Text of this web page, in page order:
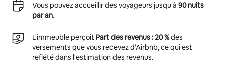
Vous pouvez accueillir des voyageurs jusqu'à 90 nuits
par an.
L'immeuble perçoit Part des revenus : 20 %des
versements que vous recevez d'Airbnb, ce qui est
reflété dans l'estimation des revenus.